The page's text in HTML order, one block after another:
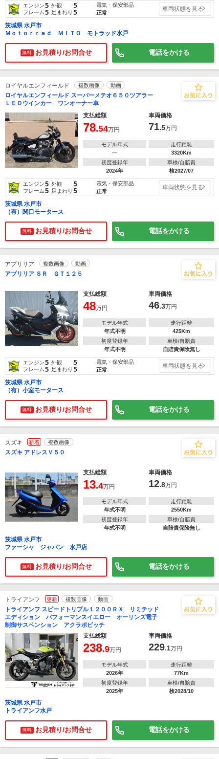
エンジン5 外観 5
フレーム5 足まわり 5
電気・保安部品
正常
車両状態を見る
茨城県 水戸市
Ｍｏｔｏｒｒａｄ ＭＩＴＯ モトラッド水戸
無料 お見積り/お問合せ 電話をかける
ロイヤルエンフィールド 複数画像 動画
ロイヤルエンフィールド スーパーメテオ６５０ツアラー
ＬＥＤウインカー ワンオーナー車
支払総額
車両価格
78.54万円 71.5万円
モデル年式
―
走行距離
3320Km
初度登録年
2024年
車検/自賠責
検2027/07
エンジン5 外観 5
フレーム5 足まわり 5
電気・保安部品
正常
車両状態を見る
茨城県 水戸市
（有）関口モータース
無料 お見積り/お問合せ 電話をかける
アプリリア 複数画像 動画
アプリリア ＳＲ ＧＴ１２５
支払総額 車両価格
48万円 46.3万円
モデル年式
年式不明
走行距離
425Km
初度登録年
年式不明
車検/自賠責
自賠責保険無し
エンジン5 外観 5
フレーム5 足まわり 5
電気・保安部品
正常
車両状態を見る
茨城県 水戸市
（有）小室モータース
無料 お見積り/お問合せ 電話をかける
スズキ 新着 複数画像
スズキ アドレスＶ５０
支払総額 車両価格
13.4万円 12.8万円
モデル年式
年式不明
走行距離
2550Km
初度登録年
年式不明
車検/自賠責
自賠責保険無し
茨城県 水戸市
ファーシャ ジャパン 水戸店
無料 お見積り/お問合せ 電話をかける
トライアンフ 更新 複数画像 動画
トライアンフ スピードトリプル１２００ＲＸ リミテッド
エディション パフォーマンスイエロー オーリンズ電子
制御サスペンション アクラポビッチ
支払総額
車両価格
238.9万円 229.1万円
モデル年式
2026年
走行距離
77Km
初度登録年
2025年
車検/自賠責
検2028/10
茨城県 水戸市
トライアンフ水戸
無料 お見積り/お問合せ 電話をかける